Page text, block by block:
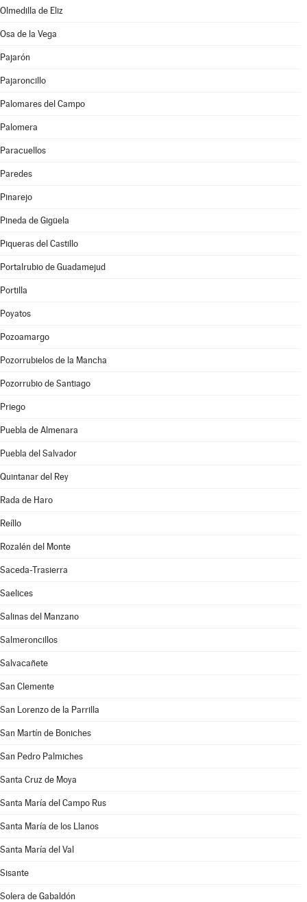
Olmedilla de Eliz
Osa de la Vega
Pajarón
Pajaroncillo
Palomares del Campo
Palomera
Paracuellos
Paredes
Pinarejo
Pineda de Gigüela
Piqueras del Castillo
Portalrubio de Guadamejud
Portilla
Poyatos
Pozoamargo
Pozorrubielos de la Mancha
Pozorrubio de Santiago
Priego
Puebla de Almenara
Puebla del Salvador
Quintanar del Rey
Rada de Haro
Reíllo
Rozalén del Monte
Saceda-Trasierra
Saelices
Salinas del Manzano
Salmeroncillos
Salvacañete
San Clemente
San Lorenzo de la Parrilla
San Martín de Boniches
San Pedro Palmiches
Santa Cruz de Moya
Santa María del Campo Rus
Santa María de los Llanos
Santa María del Val
Sisante
Solera de Gabaldón